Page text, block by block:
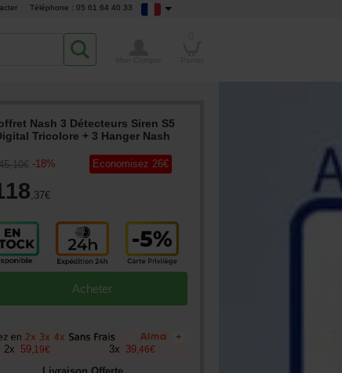
Téléphone : 05 61 64 40 33
Nash 3 Détecteurs Siren S5
Tricolore + 3 Hanger Nash
,10€ -18%
,37€
Economisez 26€
Acheter
+
2x 59 19€ 3x 39, 46€